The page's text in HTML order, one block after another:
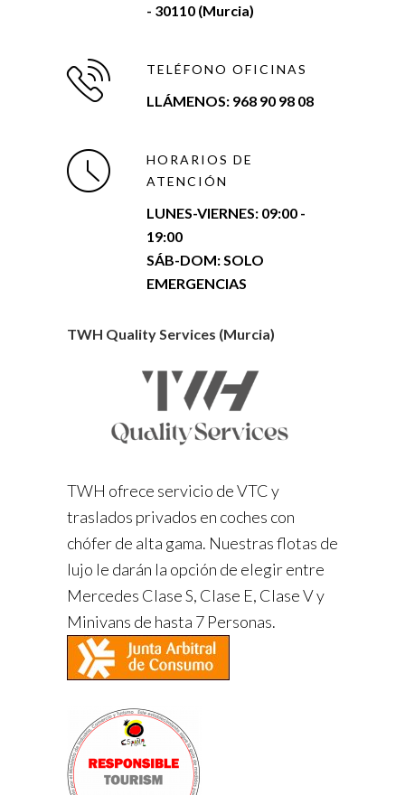
- 30110 (Murcia)
TELÉFONO OFICINAS
LLÁMENOS: 968 90 98 08
HORARIOS DE
ATENCIÓN
LUNES-VIERNES: 09:00 -
19:00
SÁB-DOM: SOLO
EMERGENCIAS
TWH Quality Services (Murcia)
TWH ofrece servicio de VTC y
traslados privados en coches con
chófer de alta gama. Nuestras flotas de
lujo le darán la opción de elegir entre
Mercedes Clase S, Clase E, Clase V y
Minivans de hasta 7 Personas.